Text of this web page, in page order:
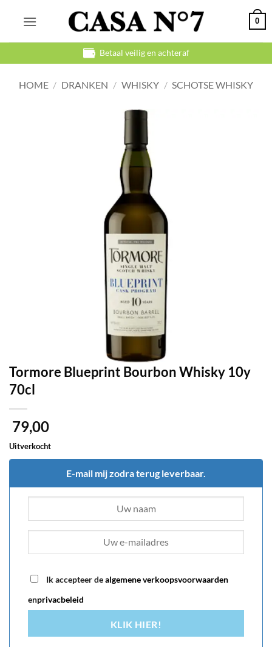
0
Betaal veilig en achteraf
HOME / DRANKEN / WHISKY / SCHOTSE WHISKY
Tormore Blueprint Bourbon Whisky 10y
70cl
79,00
Uitverkocht
E-mail mij zodra terug leverbaar.
Ik accepteer dealgemene verkoopsvoorwaarden
enprivacbeleid
KLIK HIER!